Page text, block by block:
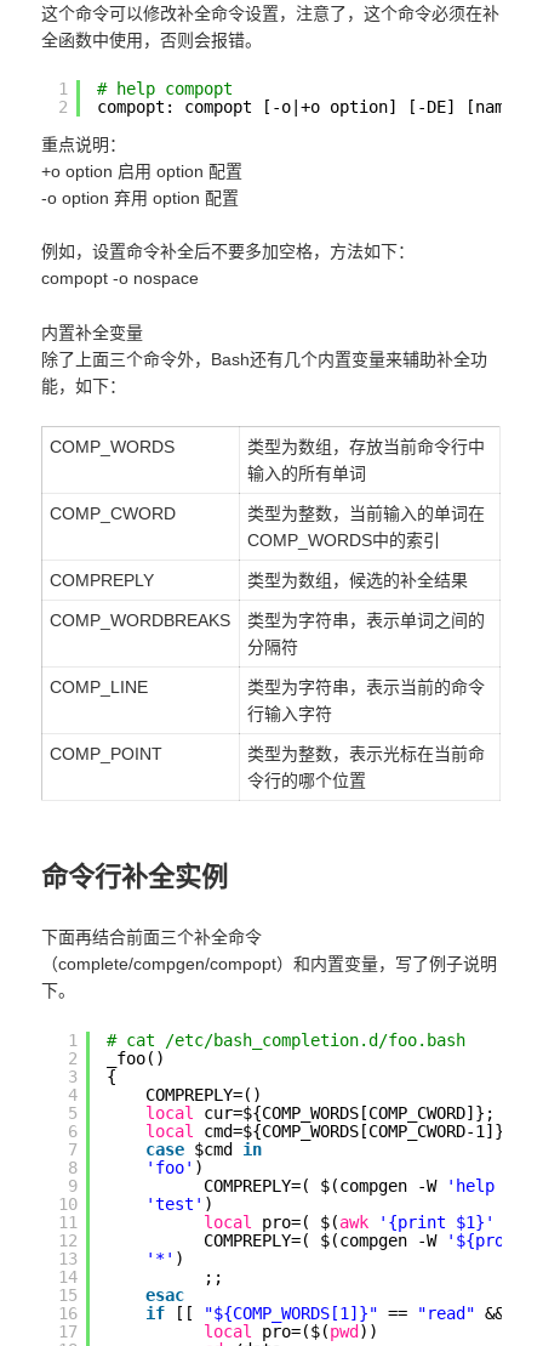
这个命令可以修改补全命令设置，注意了，这个命令必须在补
全函数中使用，否则会报错。
1
2
# help compopt
compopt: compopt [-o|+o option] [-DE] [name
重点说明：
+o option 启用 option 配置
-o option 弃用 option 配置
例如，设置命令补全后不要多加空格，方法如下：
compopt -o nospace
内置补全变量
除了上面三个命令外，Bash还有几个内置变量来辅助补全功
能，如下：
COMP_WORDS
类型为数组，存放当前命令行中
输入的所有单词
COMP_CWORD
类型为整数，当前输入的单词在
COMP_WORDS中的索引
COMPREPLY 类型为数组，候选的补全结果
COMP_WORDBREAKS
类型为字符串，表示单词之间的
分隔符
COMP_LINE
类型为字符串，表示当前的命令
行输入字符
COMP_POINT
类型为整数，表示光标在当前命
令行的哪个位置
命令行补全实例
下面再结合前面三个补全命令
（complete/compgen/compopt）和内置变量，写了例子说明
下。
1
2
3
4
5
6
7
8
9
10
11
12
13
14
15
16
17
# cat /etc/bash_completion.d/foo.bash
_foo()
{
COMPREPLY=()
local
cur=${COMP_WORDS[COMP_CWORD]};
local
cmd=${COMP_WORDS[COMP_CWORD-1]};
case $cmd in
'foo' )
COMPREPLY=( $(compgen -W
'help
'test' )
local
pro=( $(awk '{print $1}'
COMPREPLY=( $(compgen -W
'*' )
;;
esac
if
[[ "${COMP_WORDS[1]}" == "read" &&
local
pro=($(pwd))